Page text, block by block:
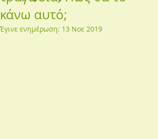
κάνω αυτό;
Έγινε ενημέρωση: 13 Νοε 2019